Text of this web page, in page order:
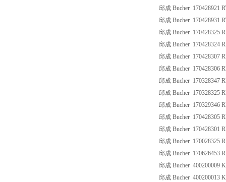
邱成 Bucher 170428921
邱成 Bucher 170428931
邱成 Bucher 170428325
邱成 Bucher 170428324
邱成 Bucher 170428307
邱成 Bucher 170428306
邱成 Bucher 170328347
邱成 Bucher 170328325
邱成 Bucher 170329346
邱成 Bucher 170428305
邱成 Bucher 170428301
邱成 Bucher 170028325
邱成 Bucher 170626453
邱成 Bucher 400200009
邱成 Bucher 400200013